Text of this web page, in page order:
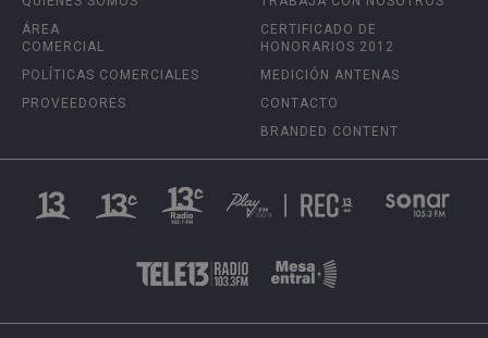
ÁREA
COMERCIAL
POLÍTICAS COMERCIALES
PROVEEDORES
CERTIFICADO DE
HONORARIOS 2012
MEDICIÓN ANTENAS
CONTACTO
BRANDED CONTENT